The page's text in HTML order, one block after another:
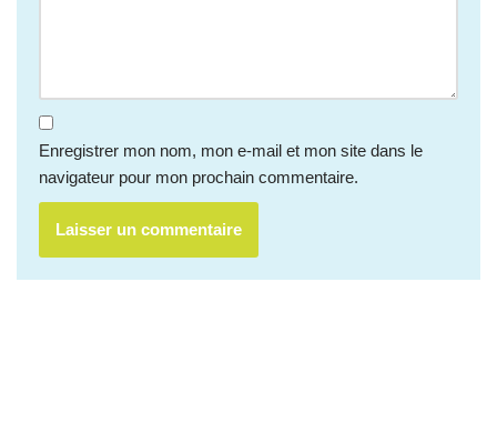
Enregistrer mon nom, mon e-mail et mon site dans le
navigateur pour mon prochain commentaire.